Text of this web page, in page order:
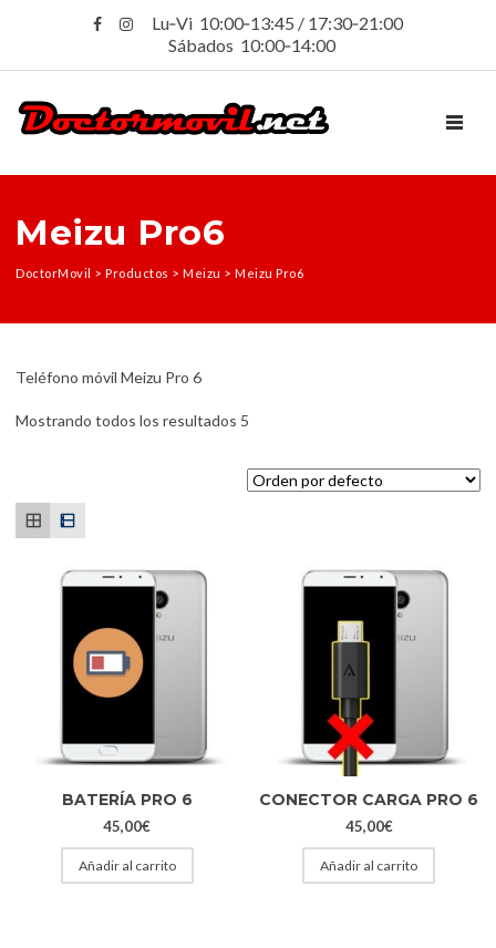
Lu‑Vi 10:00‑13:45 / 17:30‑21:00
Sábados 10:00‑14:00
Meizu Pro6
DoctorMovil > Productos > Meizu > Meizu Pro6
Teléfono móvil Meizu Pro 6
Mostrando todos los resultados 5
BATERÍA PRO 6
45,00€
Añadir al carrito
CONECTOR CARGA PRO 6
45,00€
Añadir al carrito